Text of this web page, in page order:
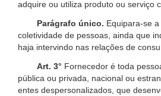
adquire ou utiliza produto ou serviço
Parágrafo único. Equipara-se
coletividade de pessoas, ainda que
haja intervindo nas relações de
Art. 3° Fornecedor é toda
pública ou privada, nacional ou
entes despersonalizados, que